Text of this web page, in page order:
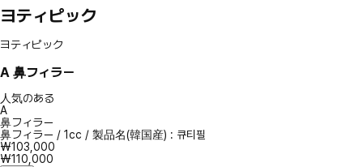
ヨティピック
ヨティピック
A 鼻フィラー
人気のある
A
鼻フィラー
鼻フィラー / 1cc / 製品名(韓国産) : 큐티필
₩103,000
₩110,000